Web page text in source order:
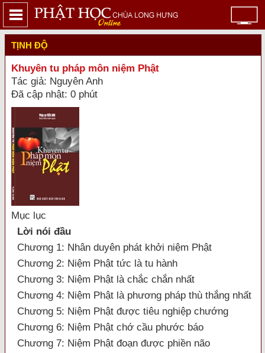
TỊNH ĐỘ
Khuyên tu pháp môn niệm Phật
Tác giả: Nguyên Anh
Đã cập nhật: 0 phút
Mục lục
Lời nói đầu
Chương 1: Nhân duyên phát khởi niệm Phật
Chương 2: Niệm Phật tức là tu hành
Chương 3: Niệm Phật là chắc chắn nhất
Chương 4: Niệm Phật là phương pháp thù thắng nhất
Chương 5: Niệm Phật được tiêu nghiệp chướng
Chương 6: Niệm Phật chớ cầu phước báo
Chương 7: Niệm Phật đoạn được phiền não